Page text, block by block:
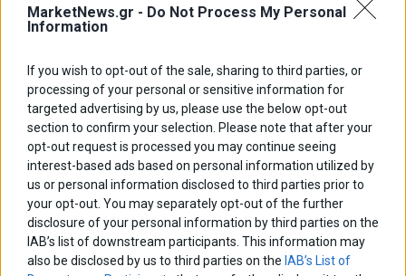
MarketNews.gr - Do Not Process My Personal
Information
If you wish to opt-out of the sale, sharing to third parties, or
processing of your personal or sensitive information for
targeted advertising by us, please use the below opt-out
section to confirm your selection. Please note that after your
opt-out request is processed you may continue seeing
interest-based ads based on personal information utilized by
us or personal information disclosed to third parties prior to
your opt-out. You may separately opt-out of the further
disclosure of your personal information by third parties on the
IAB’s list of downstream participants. This information may
also be disclosed by us to third parties on the IAB’s List of